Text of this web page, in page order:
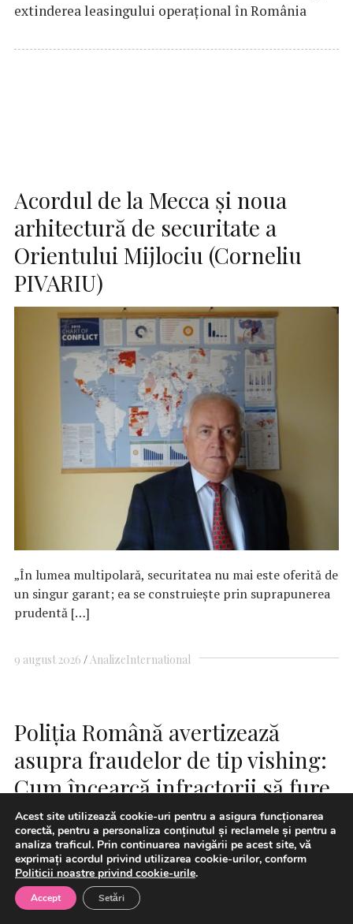
extinderea leasingului operațional în România
Acordul de la Mecca și noua
arhitectură de securitate a
Orientului Mijlociu (Corneliu
PIVARIU)
„În lumea multipolară, securitatea nu mai este oferită de
un singur garant; ea se construiește prin suprapunerea
prudentă […]
9 august 2026 AnalizeInternational
Poliția Română avertizează
asupra fraudelor de tip vishing:
Cum încearcă infractorii să fure
banii din conturile bancare
Acest site utilizează cookie-uri pentru a asigura funcționarea
corectă, pentru a personaliza conținutul și reclamele și pentru a
analiza traficul. Prin continuarea navigării pe acest site, vă
exprimați acordul privind utilizarea cookie-urilor, conform
Politicii noastre privind cookie-urile.
Accept Setări